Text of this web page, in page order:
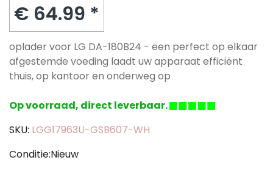
€ 64.99 *
oplader voor LG DA-180B24 - een perfect op elkaar
afgestemde voeding laadt uw apparaat efficiënt
thuis, op kantoor en onderweg op
Op voorraad, direct leverbaar.
SKU: LGG17963U-GSB607-WH
Conditie:Nieuw